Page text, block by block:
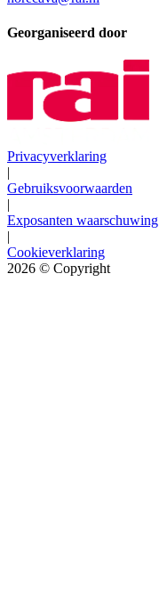
Georganiseerd door
Privacyverklaring
|
Gebruiksvoorwaarden
|
Exposanten waarschuwing
|
Cookieverklaring
2026 © Copyright